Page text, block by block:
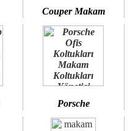
Couper Makam
Porsche